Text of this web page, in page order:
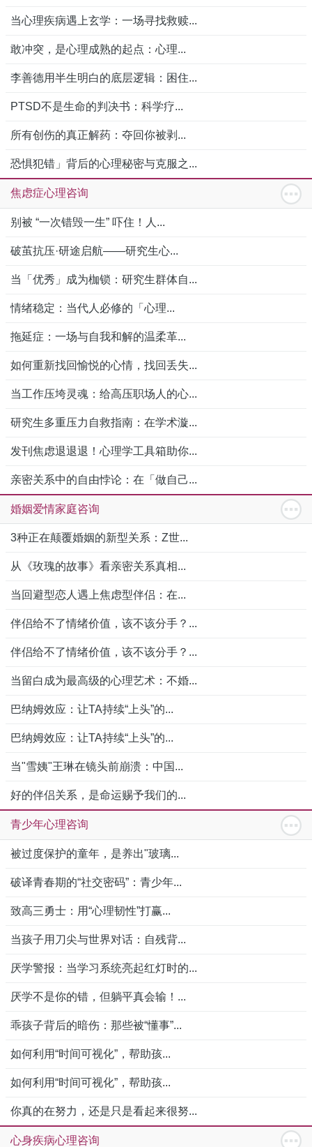
当心理疾病遇上玄学：一场寻找救赎...
敢冲突，是心理成熟的起点：心理...
李善德用半生明白的底层逻辑：困住...
PTSD不是生命的判决书：科学疗...
所有创伤的真正解药：夺回你被剥...
恐惧犯错」背后的心理秘密与克服之...
焦虑症心理咨询
别被 “一次错毁一生” 吓住！人...
破茧抗压·研途启航——研究生心...
当「优秀」成为枷锁：研究生群体自...
情绪稳定：当代人必修的「心理...
拖延症：一场与自我和解的温柔革...
如何重新找回愉悦的心情，找回丢失...
当工作压垮灵魂：给高压职场人的心...
研究生多重压力自救指南：在学术漩...
发刊焦虑退退退！心理学工具箱助你...
亲密关系中的自由悖论：在「做自己...
婚姻爱情家庭咨询
3种正在颠覆婚姻的新型关系：Z世...
从《玫瑰的故事》看亲密关系真相...
当回避型恋人遇上焦虑型伴侣：在...
伴侣给不了情绪价值，该不该分手？...
伴侣给不了情绪价值，该不该分手？...
当留白成为最高级的心理艺术：不婚...
巴纳姆效应：让TA持续“上头”的...
巴纳姆效应：让TA持续“上头”的...
当"雪姨"王琳在镜头前崩溃：中国...
好的伴侣关系，是命运赐予我们的...
青少年心理咨询
被过度保护的童年，是养出"玻璃...
破译青春期的“社交密码”：青少年...
致高三勇士：用“心理韧性”打赢...
当孩子用刀尖与世界对话：自残背...
厌学警报：当学习系统亮起红灯时的...
厌学不是你的错，但躺平真会输！...
乖孩子背后的暗伤：那些被“懂事”...
如何利用“时间可视化”，帮助孩...
如何利用“时间可视化”，帮助孩...
你真的在努力，还是只是看起来很努...
心身疾病心理咨询